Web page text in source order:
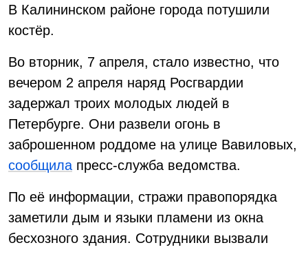
В Калининском районе города потушили
костёр.
Во вторник, 7 апреля, стало известно, что
вечером 2 апреля наряд Росгвардии
задержал троих молодых людей в
Петербурге. Они развели огонь в
заброшенном роддоме на улице Вавиловых,
сообщила пресс-служба ведомства.
По её информации, стражи правопорядка
заметили дым и языки пламени из окна
бесхозного здания. Сотрудники вызвали